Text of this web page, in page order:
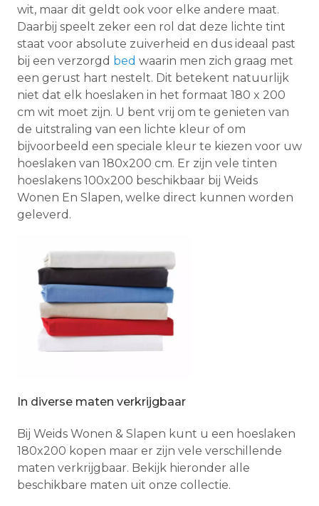
wit, maar dit geldt ook voor elke andere maat.
Daarbij speelt zeker een rol dat deze lichte tint
staat voor absolute zuiverheid en dus ideaal past
bij een verzorgd bed waarin men zich graag met
een gerust hart nestelt. Dit betekent natuurlijk
niet dat elk hoeslaken in het formaat 180 x 200
cm wit moet zijn. U bent vrij om te genieten van
de uitstraling van een lichte kleur of om
bijvoorbeeld een speciale kleur te kiezen voor uw
hoeslaken van 180x200 cm. Er zijn vele tinten
hoeslakens 100x200 beschikbaar bij Weids
Wonen En Slapen, welke direct kunnen worden
geleverd.
In diverse maten verkrijgbaar
Bij Weids Wonen & Slapen kunt u een hoeslaken
180x200 kopen maar er zijn vele verschillende
maten verkrijgbaar. Bekijk hieronder alle
beschikbare maten uit onze collectie.